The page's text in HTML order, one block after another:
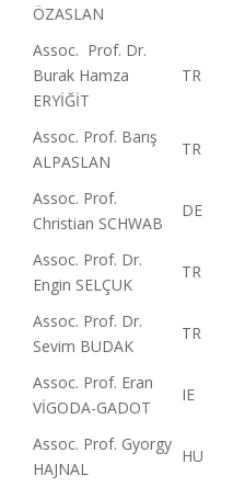
ÖZASLAN
Assoc. Prof. Dr.
Burak Hamza
ERYİĞİT
TR
Assoc. Prof. Barış
ALPASLAN
TR
Assoc. Prof.
Christian SCHWAB
DE
Assoc. Prof. Dr.
Engin SELÇUK
TR
Assoc. Prof. Dr.
Sevim BUDAK
TR
Assoc. Prof. Eran
VİGODA-GADOT
IE
Assoc. Prof. Gyorgy
HAJNAL
HU